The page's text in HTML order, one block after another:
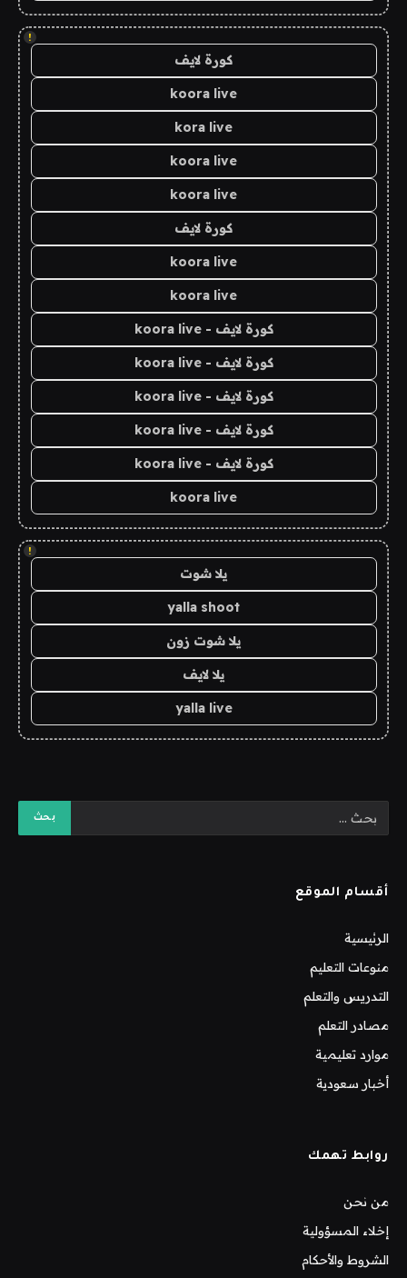
!
كورة لايف
koora live
kora live
koora live
koora live
كورة لايف
koora live
koora live
كورة لايف - koora live
كورة لايف - koora live
كورة لايف - koora live
كورة لايف - koora live
كورة لايف - koora live
koora live
!
يلا شوت
yalla shoot
يلا شوت زون
يلا لايف
yalla live
أقسام الموقع
الرئيسية
منوعات التعليم
التدريس والتعلم
مصادر التعلم
موارد تعليمية
أخبار سعودية
روابط تهمك
من نحن
إخلاء المسؤولية
الشروط والأحكام